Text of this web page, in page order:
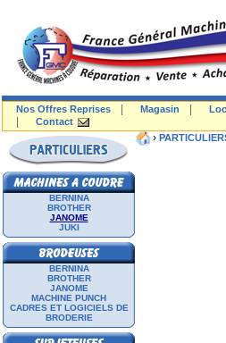
Nos Offres Reprises Magasin
Contact
BERNINA
BROTHER
JANOME
JUKI
BERNINA
BROTHER
JANOME
MACHINE PUNCH
CADRES ET LOGICIELS DE
BRODERIE
›